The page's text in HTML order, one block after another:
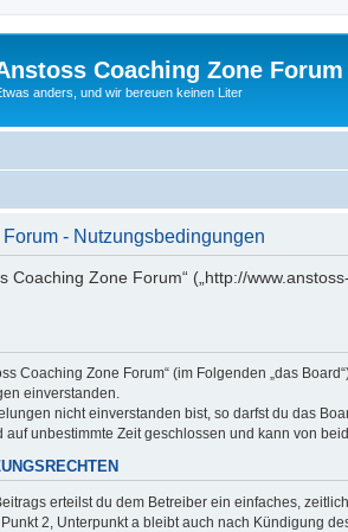
Coaching Zone Forum
anders, und wir bereuen keinen Liter
- Nutzungsbedingungen
Coaching Zone Forum“ („http://
Coaching Zone Forum“ (im Folgenden „das
einverstanden.
nicht einverstanden bist, so darfst du das
auf unbestimmte Zeit geschlossen und kann von
erteilst du dem Betreiber ein einfaches,
2, Unterpunkt a bleibt auch nach Kündigung